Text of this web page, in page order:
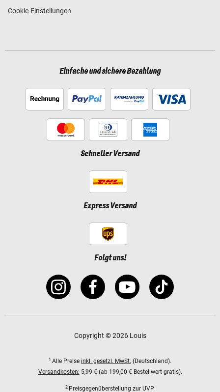
Cookie-Einstellungen
Einfache und sichere Bezahlung
Schneller Versand
Express Versand
Folgt uns!
Copyright © 2026 Louis
1 Alle Preise inkl. gesetzl. MwSt. (Deutschland).
Versandkosten: 5,99 € (ab 199,00 € Bestellwert gratis).
2 Preisgegenüberstellung zur UVP.